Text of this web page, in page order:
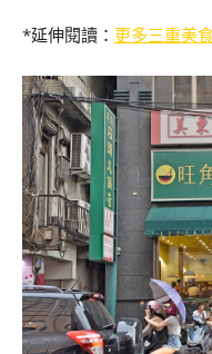
*延伸閱讀： 更多三重美